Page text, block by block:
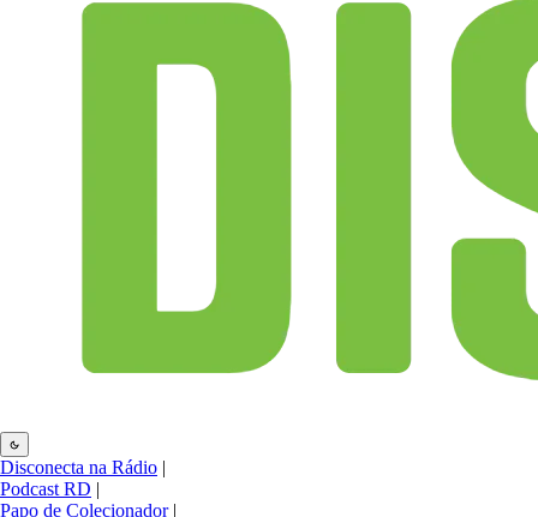
Disconecta na Rádio |
Podcast RD |
Papo de Colecionador |